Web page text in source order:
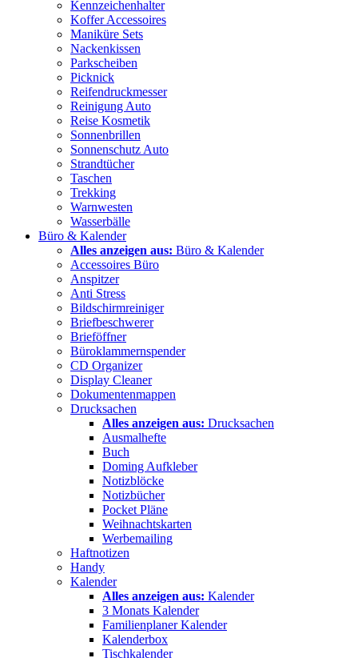
Kennzeichenhalter
Koffer Accessoires
Maniküre Sets
Nackenkissen
Parkscheiben
Picknick
Reifendruckmesser
Reinigung Auto
Reise Kosmetik
Sonnenbrillen
Sonnenschutz Auto
Strandtücher
Taschen
Trekking
Warnwesten
Wasserbälle
Büro & Kalender
Alles anzeigen aus: Büro & Kalender
Accessoires Büro
Anspitzer
Anti Stress
Bildschirmreiniger
Briefbeschwerer
Brieföffner
Büroklammernspender
CD Organizer
Display Cleaner
Dokumentenmappen
Drucksachen
Alles anzeigen aus: Drucksachen
Ausmalhefte
Buch
Doming Aufkleber
Notizblöcke
Notizbücher
Pocket Pläne
Weihnachtskarten
Werbemailing
Haftnotizen
Handy
Kalender
Alles anzeigen aus: Kalender
3 Monats Kalender
Familienplaner Kalender
Kalenderbox
Tischkalender